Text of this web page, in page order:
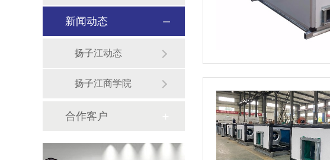
新闻动态
扬子江动态
扬子江商学院
合作客户